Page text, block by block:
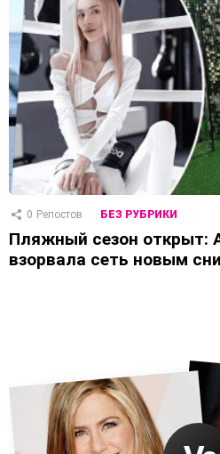
0 Репостов БЕЗ РУБРИКИ
Пляжный сезон открыт:
взорвала сеть новым